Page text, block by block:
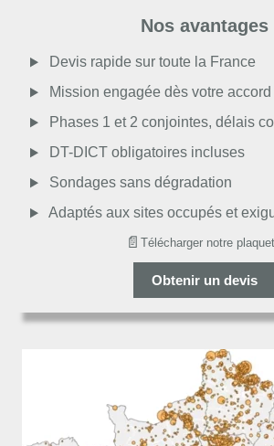
Moyen
Passable
Décevant
Nos avantages
Devis rapide sur toute la France
Mission engagée dès votre accord
Phases 1 et 2 conjointes, délais
DT-DICT obligatoires incluses
Sondages sans dégradation
Adaptés aux sites occupés et
📄 Télécharger notre
Obtenir un devis